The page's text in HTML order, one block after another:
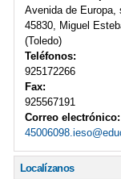
Avenida de Europa,
45830, Miguel
(Toledo)
Teléfonos:
925172266
Fax:
925567191
Correo electrónico:
Localízanos